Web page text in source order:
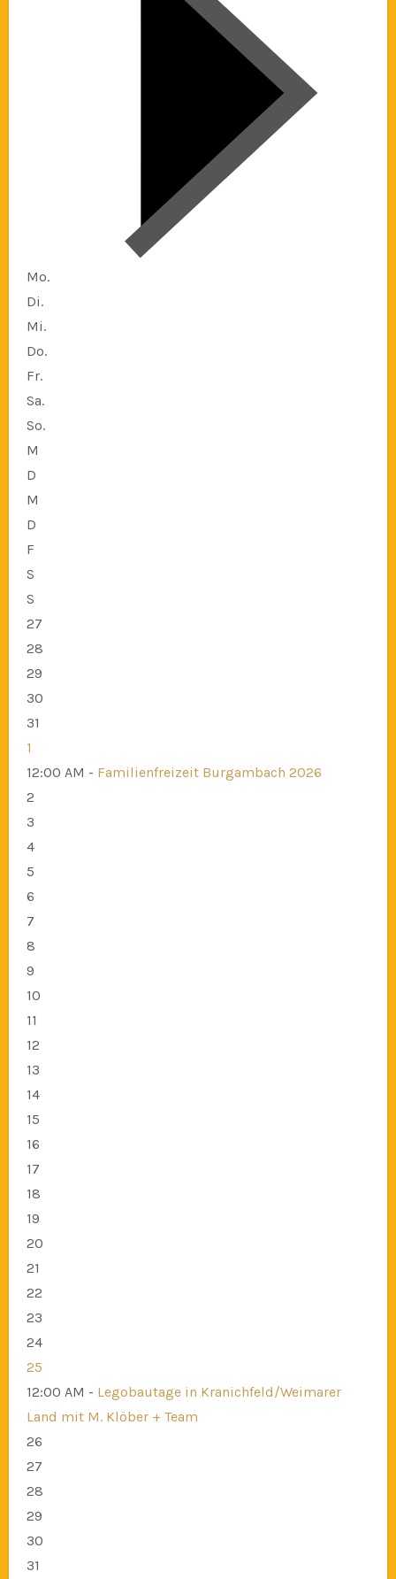
Mo.
Di.
Mi.
Do.
Fr.
Sa.
So.
M
D
M
D
F
S
S
27
28
29
30
31
1
12:00 AM - Familienfreizeit Burgambach 2026
2
3
4
5
6
7
8
9
10
11
12
13
14
15
16
17
18
19
20
21
22
23
24
25
12:00 AM - Legobautage in Kranichfeld/Weimarer
Land mit M. Klöber + Team
26
27
28
29
30
31